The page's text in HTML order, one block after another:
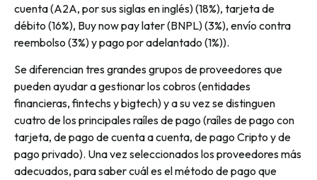
cuenta (A2A, por sus siglas en inglés) (18%), tarjeta de
débito (16%), Buy now pay later (BNPL) (3%), envío contra
reembolso (3%) y pago por adelantado (1%)).
Se diferencian tres grandes grupos de proveedores que
pueden ayudar a gestionar los cobros (entidades
financieras, fintechs y bigtech) y a su vez se distinguen
cuatro de los principales raíles de pago (raíles de pago con
tarjeta, de pago de cuenta a cuenta, de pago Cripto y de
pago privado). Una vez seleccionados los proveedores más
adecuados, para saber cuál es el método de pago que